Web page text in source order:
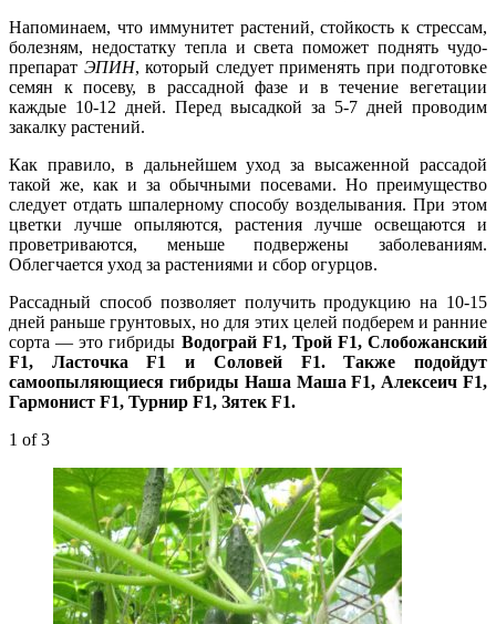
Напоминаем, что иммунитет растений, стойкость к стрессам,
болезням, недостатку тепла и света поможет поднять чудо-
препарат ЭПИН, который следует применять при подготовке
семян к посеву, в рассадной фазе и в течение вегетации
каждые 10-12 дней. Перед высадкой за 5-7 дней проводим
закалку растений.
Как правило, в дальнейшем уход за высаженной рассадой
такой же, как и за обычными посевами. Но преимущество
следует отдать шпалерному способу возделывания. При этом
цветки лучше опыляются, растения лучше освещаются и
проветриваются, меньше подвержены заболеваниям.
Облегчается уход за растениями и сбор огурцов.
Рассадный способ позволяет получить продукцию на 10-15
дней раньше грунтовых, но для этих целей подберем и ранние
сорта — это гибриды Водограй F1, Трой F1, Слобожанский
F1, Ласточка F1 и Соловей F1. Также подойдут
самоопыляющиеся гибриды Наша Маша F1, Алексеич F1,
Гармонист F1, Турнир F1, Зятек F1.
1 of 3